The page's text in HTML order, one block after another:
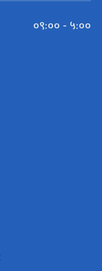
०९:०० - ५:००